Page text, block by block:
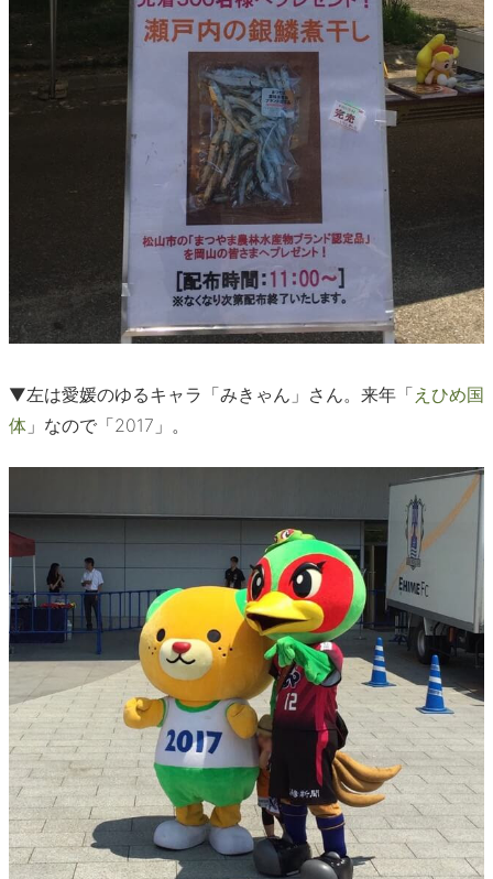
▼左は愛媛のゆるキャラ「みきゃん」さん。来年「 えひめ国
体 」なので「2017」。